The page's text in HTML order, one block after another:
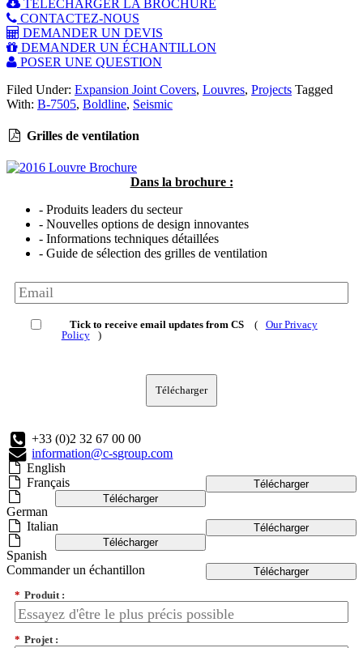
TÉLÉCHARGER LA BROCHURE
CONTACTEZ-NOUS
DEMANDER UN DEVIS
DEMANDER UN ÉCHANTILLON
POSER UNE QUESTION
Filed Under: Expansion Joint Covers, Louvres, Projects Tagged
With: B-7505, Boldline, Seismic
Grilles de ventilation
Dans la brochure :
- Produits leaders du secteur
- Nouvelles options de design innovantes
- Informations techniques détaillées
- Guide de sélection des grilles de ventilation
Tick to receive email updates from CS (
Our Privacy
Policy
)
Télécharger
+33 (0)2 32 67 00 00
information@c-sgroup.com
English
Télécharger
Français
Télécharger
German
Télécharger
Italian
Télécharger
Spanish
Télécharger
Commander un échantillon
* Produit :
* Projet :